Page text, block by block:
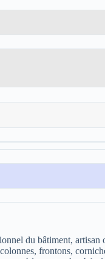
du bâtiment, artisan
frontons,